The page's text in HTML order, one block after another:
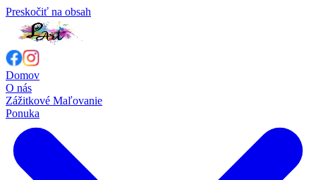
Preskočiť na obsah
Domov
O nás
Zážitkové Maľovanie
Ponuka